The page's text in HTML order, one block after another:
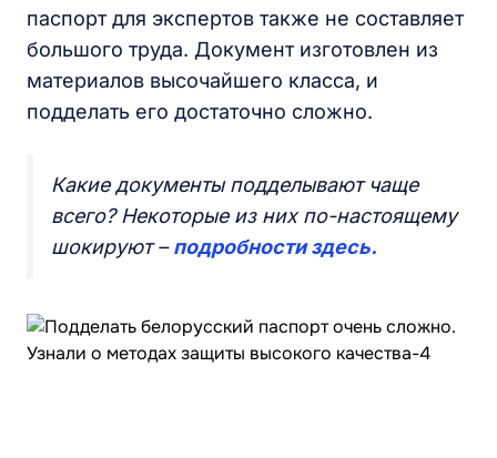
паспорт для экспертов также не составляет
большого труда. Документ изготовлен из
материалов высочайшего класса, и
подделать его достаточно сложно.
Какие документы подделывают чаще
всего? Некоторые из них по-настоящему
шокируют –подробности здесь.